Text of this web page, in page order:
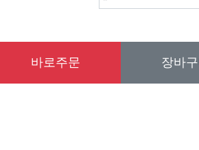
바로주문 장바구